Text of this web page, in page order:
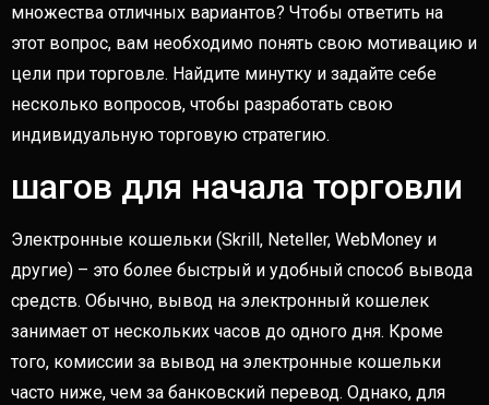
множества отличных вариантов? Чтобы ответить на
этот вопрос, вам необходимо понять свою мотивацию и
цели при торговле. Найдите минутку и задайте себе
несколько вопросов, чтобы разработать свою
индивидуальную торговую стратегию.
шагов для начала торговли
Электронные кошельки (Skrill, Neteller, WebMoney и
другие) – это более быстрый и удобный способ вывода
средств. Обычно, вывод на электронный кошелек
занимает от нескольких часов до одного дня. Кроме
того, комиссии за вывод на электронные кошельки
часто ниже, чем за банковский перевод. Однако, для